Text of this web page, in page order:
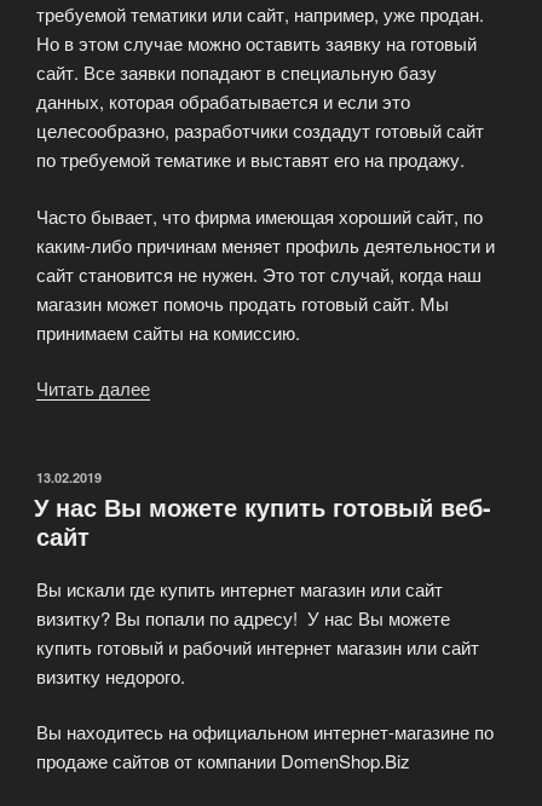
требуемой тематики или сайт, например, уже продан.
Но в этом случае можно оставить заявку на готовый
сайт. Все заявки попадают в специальную базу
данных, которая обрабатывается и если это
целесообразно, разработчики создадут готовый сайт
по требуемой тематике и выставят его на продажу.
Часто бывает, что фирма имеющая хороший сайт, по
каким-либо причинам меняет профиль деятельности и
сайт становится не нужен. Это тот случай, когда наш
магазин может помочь продать готовый сайт. Мы
принимаем сайты на комиссию.
Читать далее
ОПУБЛИКОВАНО
13.02.2019
У нас Вы можете купить готовый веб-
сайт
Вы искали где купить интернет магазин или сайт
визитку? Вы попали по адресу! У нас Вы можете
купить готовый и рабочий интернет магазин или сайт
визитку недорого.
Вы находитесь на официальном интернет-магазине по
продаже сайтов от компании DomenShop.Biz